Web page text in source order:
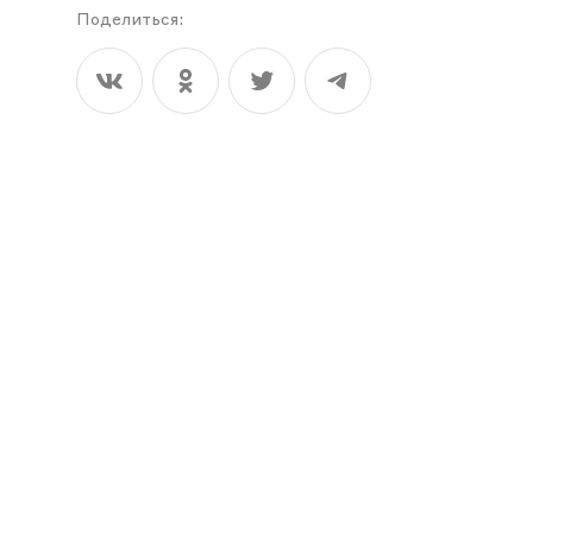
Поделиться: